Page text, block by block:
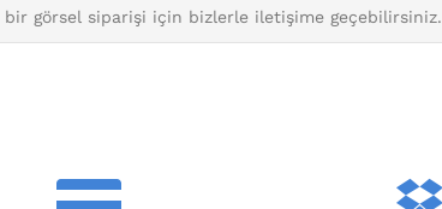
bir görsel siparişi için bizlerle iletişime geçebilirsiniz.